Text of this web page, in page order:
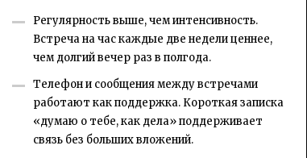
Регулярность выше, чем интенсивность.
Встреча на час каждые две недели ценнее,
чем долгий вечер раз в полгода.
Телефон и сообщения между встречами
работают как поддержка. Короткая записка
«думаю о тебе, как дела» поддерживает
связь без больших вложений.